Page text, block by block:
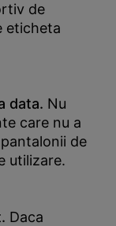
de
eticheta
data. Nu
care nu a
de
utilizare.
Daca